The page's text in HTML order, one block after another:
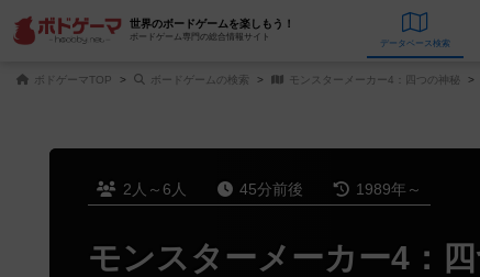
世界のボードゲームを楽しもう！
ボードゲーム専門の総合情報サイト
データベース
ボドゲーマTOP ボードゲームの検索 モンスターメーカー4：四つの神秘
2人～6人 45分前後 1989年～
モンスターメーカー4：